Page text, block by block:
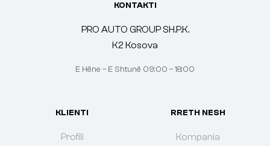
KONTAKTI
PRO AUTO GROUP SH.P.K.
K2 Kosova
E Hëne – E Shtunë 09:00 – 18:00
KLIENTI
Profili
RRETH NESH
Kompania